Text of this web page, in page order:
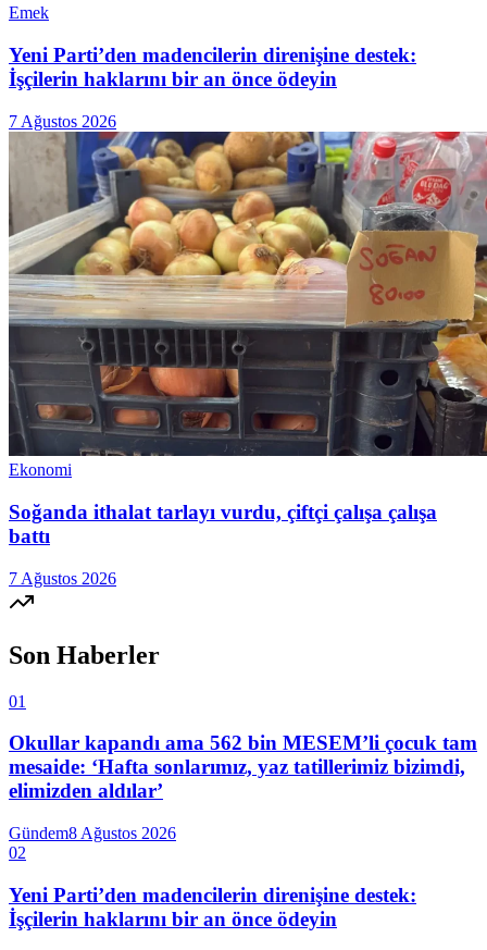
Emek
Yeni Parti’den madencilerin direnişine destek:
İşçilerin haklarını bir an önce ödeyin
7 Ağustos 2026
Ekonomi
Soğanda ithalat tarlayı vurdu, çiftçi çalışa çalışa
battı
7 Ağustos 2026
Son Haberler
01
Okullar kapandı ama 562 bin MESEM’li çocuk tam
mesaide: ‘Hafta sonlarımız, yaz tatillerimiz bizimdi,
elimizden aldılar’
Gündem8 Ağustos 2026
02
Yeni Parti’den madencilerin direnişine destek:
İşçilerin haklarını bir an önce ödeyin